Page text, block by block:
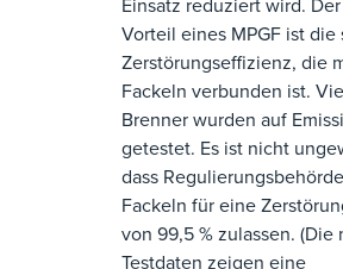
Vorteil eines MPGF ist die
Zerstörungseffizienz, die
Fackeln verbunden ist.
Brenner wurden auf
getestet. Es ist nicht
dass
Fackeln für eine
von 99,5 % zulassen. (Die
Testdaten zeigen eine